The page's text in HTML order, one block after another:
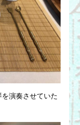
演奏させていた